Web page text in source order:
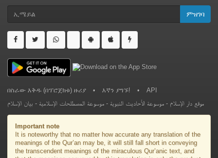
ምዝገባ
በስራው እቅዱ (በፕሮጀክቱ) ዙሪያ • እኛን ያግኙ! •
API
موقع دار الإسلام - موسوعة الأحاديث النبوية - موسوعة المصطلحات الإسلامية - بيان الإسلام
Important note
It is noteworthy that no matter how accurate any translation of the
meanings of the Qur’an may be, it will still fall short in conveying
the transcendent meanings of the miraculous Qur’anic text, and